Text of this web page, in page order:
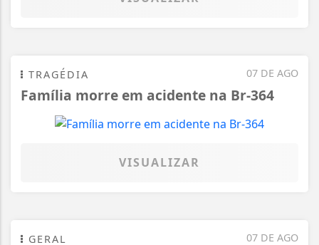
07 DE AGO
TRAGÉDIA
Família morre em acidente na Br-364
VISUALIZAR
07 DE AGO
GERAL